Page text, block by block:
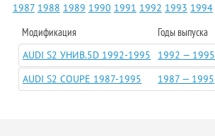
1987 1988 1989 1990 1991 1992 1993 1994
Модификация Годы выпуска
AUDI S2 УНИВ.5D 1992-1995 1992 — 1995
AUDI S2 COUPE 1987-1995
1987 — 1995